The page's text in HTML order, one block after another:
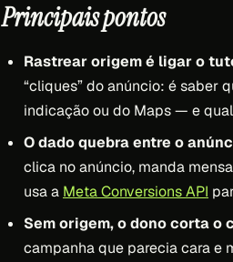
Principais pontos
Rastrear origem é ligar o
“cliques” do anúncio: é saber
indicação ou do Maps — e
O dado quebra entre o
clica no anúncio, manda
usa a Meta Conversions API
Sem origem, o dono corta o
campanha que parecia cara e